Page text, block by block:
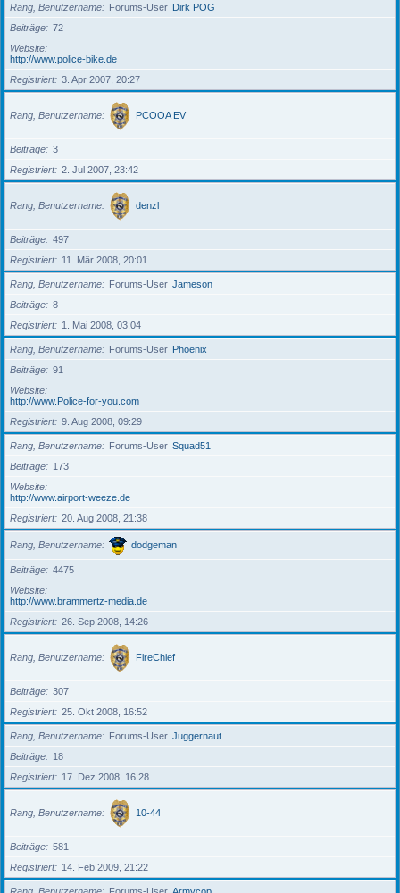
Rang, Benutzername Forums-User Dirk POG
Beiträge
72
Website
http://www.police-bike.de
Registriert
3. Apr 2007, 20:27
Rang, Benutzername PCOOA EV
Beiträge
3
Registriert
2. Jul 2007, 23:42
Rang, Benutzername denzl
Beiträge
497
Registriert
11. Mär 2008, 20:01
Rang, Benutzername Forums-User Jameson
Beiträge
8
Registriert
1. Mai 2008, 03:04
Rang, Benutzername Forums-User Phoenix
Beiträge
91
Website
http://www.Police-for-you.com
Registriert
9. Aug 2008, 09:29
Rang, Benutzername Forums-User Squad51
Beiträge
173
Website
http://www.airport-weeze.de
Registriert
20. Aug 2008, 21:38
Rang, Benutzername dodgeman
Beiträge
4475
Website
http://www.brammertz-media.de
Registriert
26. Sep 2008, 14:26
Rang, Benutzername FireChief
Beiträge
307
Registriert
25. Okt 2008, 16:52
Rang, Benutzername Forums-User Juggernaut
Beiträge
18
Registriert
17. Dez 2008, 16:28
Rang, Benutzername 10-44
Beiträge
581
Registriert
14. Feb 2009, 21:22